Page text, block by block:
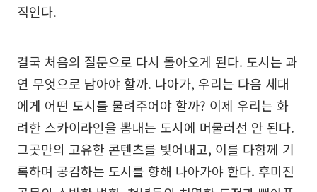
직인다.
결국 처음의 질문으로 다시 돌아오게 된다. 도시는 과
연 무엇으로 남아야 할까. 나아가, 우리는 다음 세대
에게 어떤 도시를 물려주어야 할까? 이제 우리는 화
려한 스카이라인을 뽐내는 도시에 머물러선 안 된다.
그곳만의 고유한 콘텐츠를 빚어내고, 이를 다함께 기
록하며 공감하는 도시를 향해 나아가야 한다. 후미진